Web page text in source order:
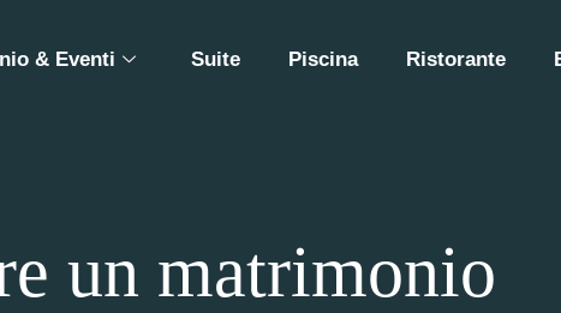
& Eventi Suite Piscina Ristorante
un matrimonio